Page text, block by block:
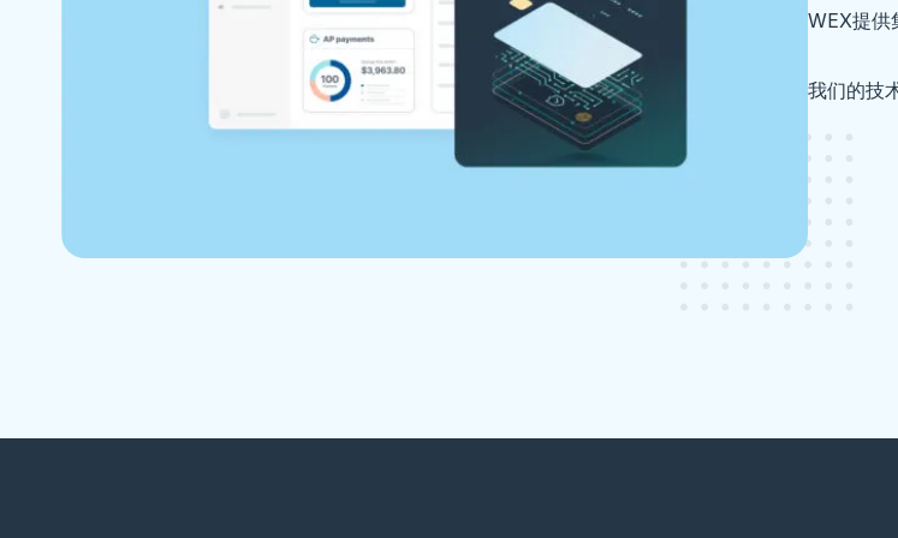
WEX提供
我们的技